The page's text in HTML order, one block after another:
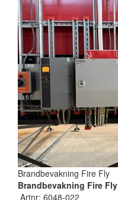
Brandbevakning Fire Fly
Brandbevakning Fire Fly
Artnr: 6048-022